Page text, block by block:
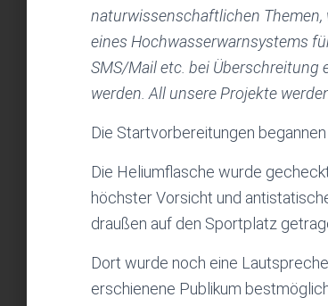
naturwissenschaftlichen
eines Hochwasserwarnsystems
SMS/Mail etc. bei Überschreitung
werden. All unsere Projekte
Die Startvorbereitungen begannen
Die Heliumflasche wurde
höchster Vorsicht und
draußen auf den Sportplatz
Dort wurde noch eine
erschienene Publikum